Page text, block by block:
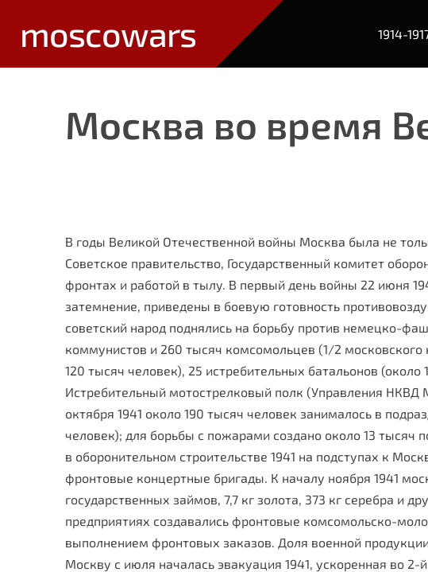
moscowars 1914-
Москва во время
В годы Великой Отечественной войны Москва была не
Советское правительство, Государственный комитет
фронтах и работой в тылу. В первый день войны 22 июня
затемнение, приведены в боевую готовность
советский народ поднялись на борьбу против немецко-
ком­мунистов и 260 тысяч комсомольцев (1/2
120 тысяч человек), 25 истребительных батальонов
Истребительный мотострелковый полк (Управления НКВД
октября 1941 около 190 тысяч человек занималось в
человек); для борьбы с пожарами создано около 13
в оборонительном строительст­ве 1941 на подступах к
фронтовые концертные бригады. К началу ноября 1941
государственных займов, 7,7 кг золота, 373 кг серебра и
предприятиях создавались фронтовые комсомольско-
выполнением фронтовых заказов. Доля военной
Москву с июля началась эвакуация 1941, ускоренная во